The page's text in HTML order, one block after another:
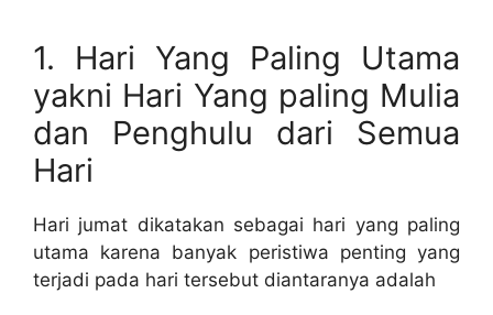
1. Hari Yang Paling Utama
yakni Hari Yang paling Mulia
dan Penghulu dari Semua
Hari
Hari jumat dikatakan sebagai hari yang paling
utama karena banyak peristiwa penting yang
terjadi pada hari tersebut diantaranya adalah